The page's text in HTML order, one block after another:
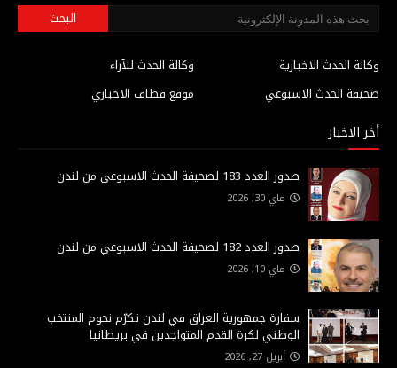
وكالة الحدث للآراء
وكالة الحدث الاخبارية
موقع قطاف الاخباري
صحيفة الحدث الاسبوعي
أخر الاخبار
صدور العدد 183 لصحيفة الحدث الاسبوعي من لندن
ماي 30, 2026
صدور العدد 182 لصحيفة الحدث الاسبوعي من لندن
ماي 10, 2026
سفارة جمهورية العراق في لندن تكرّم نجوم المنتخب
الوطني لكرة القدم المتواجدين في بريطانيا
أبريل 27, 2026